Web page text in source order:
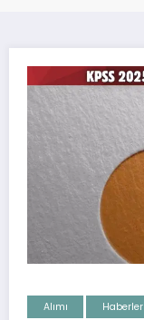
Alımı Haberler